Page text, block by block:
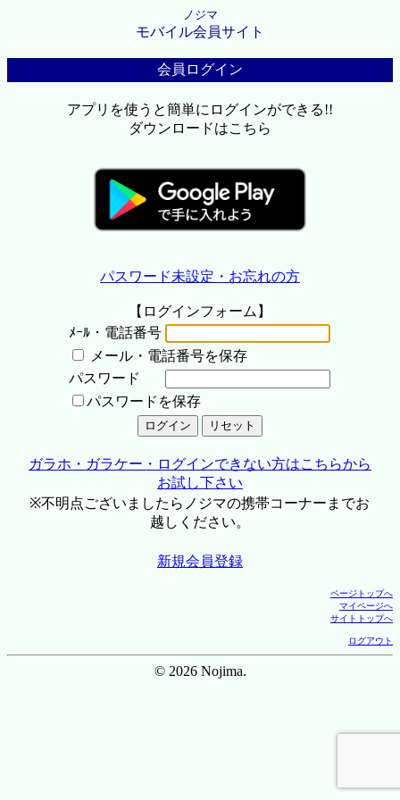
ノジマ
モバイル会員サイト
会員ログイン
アプリを使うと簡単にログインができる!!
ダウンロードはこちら
パスワード未設定・お忘れの方
【ログインフォーム】
ﾒｰﾙ・電話番号
メール・電話番号を保存
パスワード
パスワードを保存
ガラホ・ガラケー・ログインできない方はこちらから
お試し下さい
※不明点ございましたらノジマの携帯コーナーまでお
越しください。
新規会員登録
ページトップへ
マイページへ
サイトトップへ
ログアウト
© 2026 Nojima.